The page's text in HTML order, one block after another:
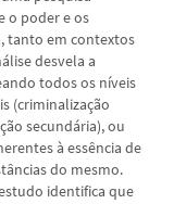
o poder e os
tanto em contextos
desvela a
todos os níveis
(criminalização
secundária), ou
à essência de
do mesmo.
identifica que